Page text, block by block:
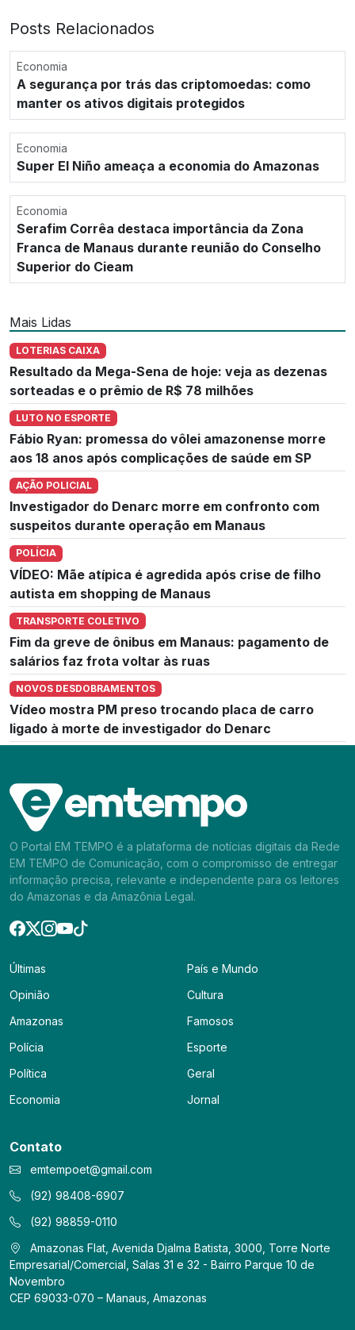
Posts Relacionados
Economia
A segurança por trás das criptomoedas: como
manter os ativos digitais protegidos
Economia
Super El Niño ameaça a economia do Amazonas
Economia
Serafim Corrêa destaca importância da Zona
Franca de Manaus durante reunião do Conselho
Superior do Cieam
Mais Lidas
LOTERIAS CAIXA
Resultado da Mega-Sena de hoje: veja as dezenas
sorteadas e o prêmio de R$ 78 milhões
LUTO NO ESPORTE
Fábio Ryan: promessa do vôlei amazonense morre
aos 18 anos após complicações de saúde em SP
AÇÃO POLICIAL
Investigador do Denarc morre em confronto com
suspeitos durante operação em Manaus
POLÍCIA
VÍDEO: Mãe atípica é agredida após crise de filho
autista em shopping de Manaus
TRANSPORTE COLETIVO
Fim da greve de ônibus em Manaus: pagamento de
salários faz frota voltar às ruas
NOVOS DESDOBRAMENTOS
Vídeo mostra PM preso trocando placa de carro
ligado à morte de investigador do Denarc
O Portal EM TEMPO é a plataforma de notícias digitais da Rede
EM TEMPO de Comunicação, com o compromisso de entregar
informação precisa, relevante e independente para os leitores
do Amazonas e da Amazônia Legal.
Últimas
Opinião
Amazonas
Polícia
Política
Economia
País e Mundo
Cultura
Famosos
Esporte
Geral
Jornal
Contato
emtempoet@gmail.com
(92) 98408-6907
(92) 98859-0110
Amazonas Flat, Avenida Djalma Batista, 3000, Torre Norte
Empresarial/Comercial, Salas 31 e 32 - Bairro Parque 10 de
Novembro
CEP 69033-070 – Manaus, Amazonas